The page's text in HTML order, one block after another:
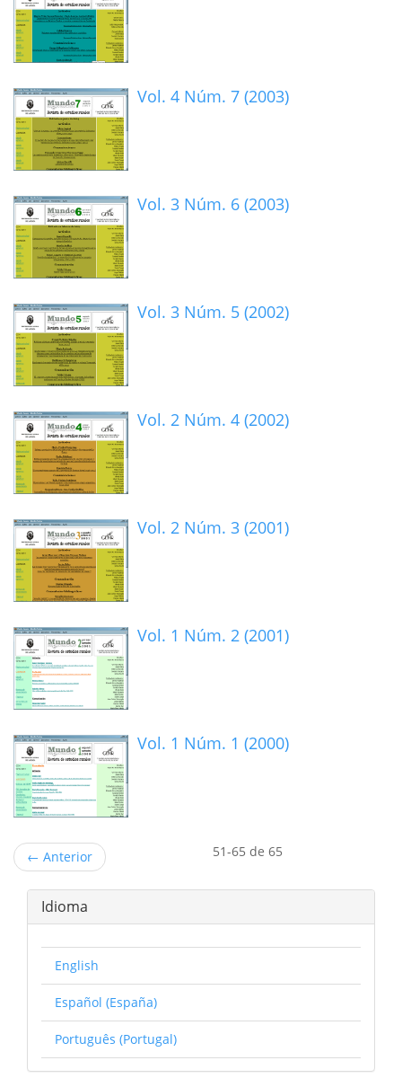
Vol. 4 Núm. 7 (2003)
Vol. 3 Núm. 6 (2003)
Vol. 3 Núm. 5 (2002)
Vol. 2 Núm. 4 (2002)
Vol. 2 Núm. 3 (2001)
Vol. 1 Núm. 2 (2001)
Vol. 1 Núm. 1 (2000)
← Anterior 51-65 de 65
Idioma
English
Español (España)
Português (Portugal)